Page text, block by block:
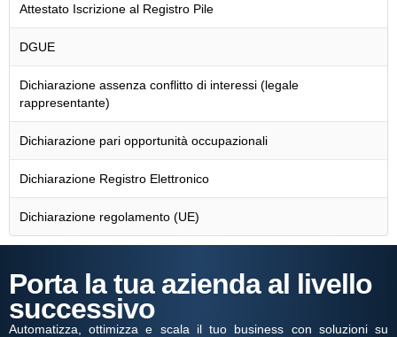
Attestato Iscrizione al Registro Pile
DGUE
Dichiarazione assenza conflitto di interessi (legale
rappresentante)
Dichiarazione pari opportunità occupazionali
Dichiarazione Registro Elettronico
Dichiarazione regolamento (UE)
Porta la tua azienda al livello
successivo
Automatizza, ottimizza e scala il tuo business con soluzioni su